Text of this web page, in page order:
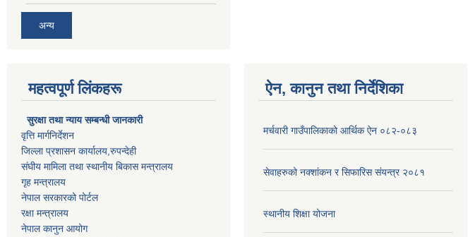
अन्य
महत्वपूर्ण लिंकहरू
सुरक्षा तथा न्याय सम्बन्धी जानकारी
वृत्ति मार्गनिर्देशन
जिल्ला प्रशासन कार्यालय,रुपन्देही
संघीय मामिला तथा स्थानीय बिकास मन्त्रालय
गृह मन्त्रालय
नेपाल सरकारको पोर्टल
रक्षा मन्त्रालय
नेपाल कानुन आयोग
ऐन, कानुन तथा निर्देशिका
मर्चवारी गाउँपालिकाको आर्थिक ऐन ०८२-०८३
सेवाहरुको नक्शांकन र सिफारिस संयन्त्र २०८१
स्थानीय शिक्षा योजना